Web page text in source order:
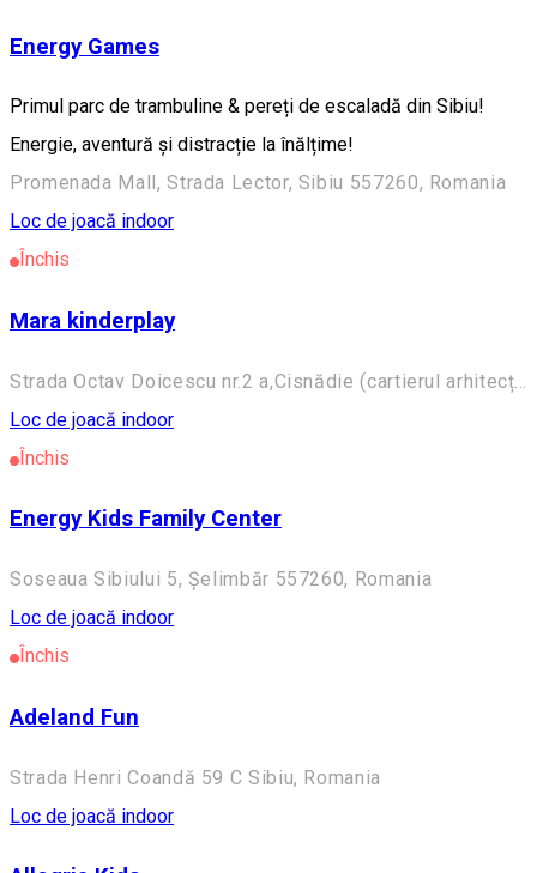
Energy Games
Primul parc de trambuline & pereți de escaladă din Sibiu!
Energie, aventură și distracție la înălțime!
Promenada Mall, Strada Lector, Sibiu 557260, Romania
Loc de joacă indoor
Închis
Mara kinderplay
Loc de joacă indoor
Închis
Energy Kids Family Center
Soseaua Sibiului 5, Șelimbăr 557260, Romania
Loc de joacă indoor
Închis
Adeland Fun
Strada Henri Coandă 59 C Sibiu, Romania
Loc de joacă indoor